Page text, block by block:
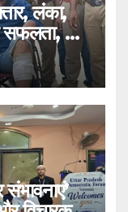
लंका,
सफलता, 2